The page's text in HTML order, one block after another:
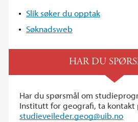
Slik søker du opptak
Søknadsweb
HAR DU
Har du spørsmål om
Institutt for geografi, ta kontakt
studieveileder.geog@uib.no